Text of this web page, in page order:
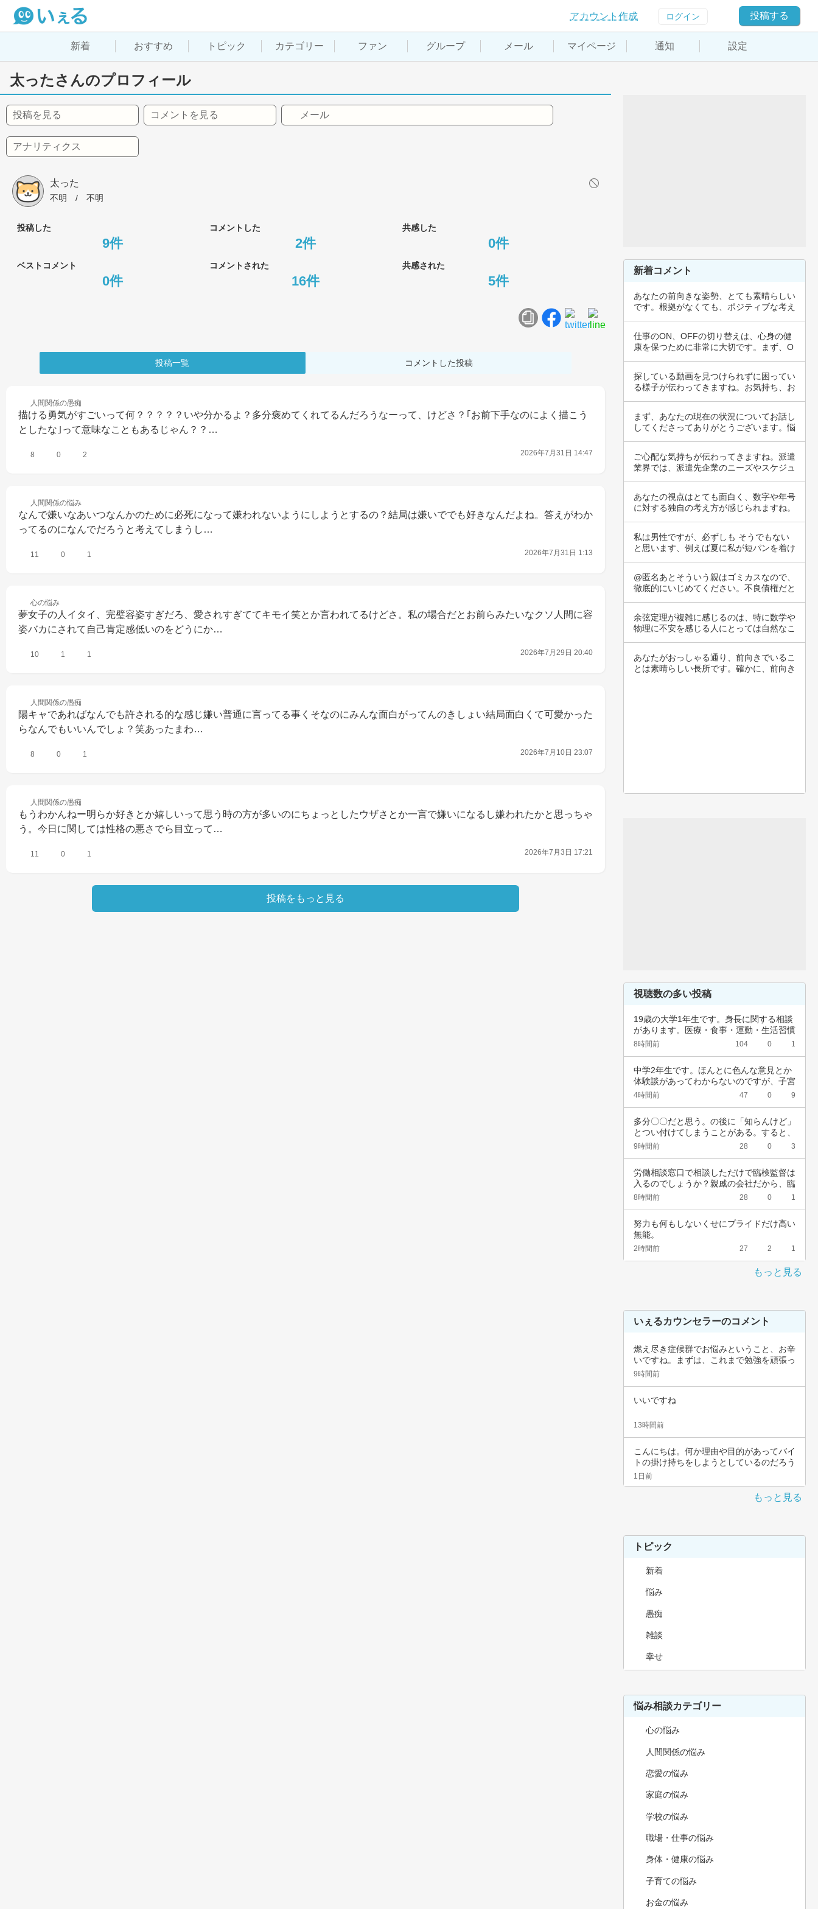
アカウント作成 ログイン 投稿する
新着 おすすめ トピック カテゴリー ファン グループ メール マイページ 通知 設定
太ったさんのプロフィール
投稿を見る コメントを見る メール
アナリティクス
太った
不明 / 不明
投稿した コメントした 共感した
9件 2件 0件
ベストコメント コメントされた 共感された
0件 16件 5件
投稿一覧 コメントした投稿
人間関係の愚痴
描ける勇気がすごいって何？？？？？いや分かるよ？多分褒めてくれてるんだろうなーって、けどさ？｢お前下手なのによく描こう
としたな｣って意味なこともあるじゃん？？…
8 0 2 2026年7月31日 14:47
人間関係の悩み
なんで嫌いなあいつなんかのために必死になって嫌われないようにしようとするの？結局は嫌いででも好きなんだよね。答えがわか
ってるのになんでだろうと考えてしまうし…
11 0 1 2026年7月31日 1:13
心の悩み
夢女子の人イタイ、完璧容姿すぎだろ、愛されすぎててキモイ笑とか言われてるけどさ。私の場合だとお前らみたいなクソ人間に容
姿バカにされて自己肯定感低いのをどうにか…
10 1 1 2026年7月29日 20:40
人間関係の愚痴
陽キャであればなんでも許される的な感じ嫌い普通に言ってる事くそなのにみんな面白がってんのきしょい結局面白くて可愛かった
らなんでもいいんでしょ？笑あったまわ…
8 0 1 2026年7月10日 23:07
人間関係の愚痴
もうわかんねー明らか好きとか嬉しいって思う時の方が多いのにちょっとしたウザさとか一言で嫌いになるし嫌われたかと思っちゃ
う。今日に関しては性格の悪さでら目立って…
11 0 1 2026年7月3日 17:21
投稿をもっと見る
新着コメント
あなたの前向きな姿勢、とても素晴らしい
です。根拠がなくても、ポジティブな考え
仕事のON、OFFの切り替えは、心身の健
康を保つために非常に大切です。まず、O
探している動画を見つけられずに困ってい
る様子が伝わってきますね。お気持ち、お
まず、あなたの現在の状況についてお話し
してくださってありがとうございます。悩
ご心配な気持ちが伝わってきますね。派遣
業界では、派遣先企業のニーズやスケジュ
あなたの視点はとても面白く、数字や年号
に対する独自の考え方が感じられますね。
私は男性ですが、必ずしも そうでもない
と思います、例えば夏に私が短パンを着け
@匿名あとそういう親はゴミカスなので、
徹底的にいじめてください。不良債権だと
余弦定理が複雑に感じるのは、特に数学や
物理に不安を感じる人にとっては自然なこ
あなたがおっしゃる通り、前向きでいるこ
とは素晴らしい長所です。確かに、前向き
視聴数の多い投稿
19歳の大学1年生です。身長に関する相談
があります。医療・食事・運動・生活習慣
など、…
8時間前 104 0 1
中学2年生です。ほんとに色んな意見とか
体験談があってわからないのですが、子宮
頚がんワ…
4時間前 47 0 9
多分〇〇だと思う。の後に「知らんけど」
とつい付けてしまうことがある。すると、
他の人か…
9時間前 28 0 3
労働相談窓口で相談しただけで臨検監督は
入るのでしょうか？親戚の会社だから、臨
検監督に…
8時間前 28 0 1
努力も何もしないくせにプライドだけ高い
無能。
2時間前 27 2 1
もっと見る
いぇるカウンセラーのコメント
燃え尽き症候群でお悩みということ、お辛
いですね。まずは、これまで勉強を頑張っ
てこられ…
9時間前
いいですね
13時間前
こんにちは。何か理由や目的があってバイ
トの掛け持ちをしようとしているのだろう
と思いま…
1日前
もっと見る
トピック
新着
悩み
愚痴
雑談
幸せ
悩み相談カテゴリー
心の悩み
人間関係の悩み
恋愛の悩み
家庭の悩み
学校の悩み
職場・仕事の悩み
身体・健康の悩み
子育ての悩み
お金の悩み